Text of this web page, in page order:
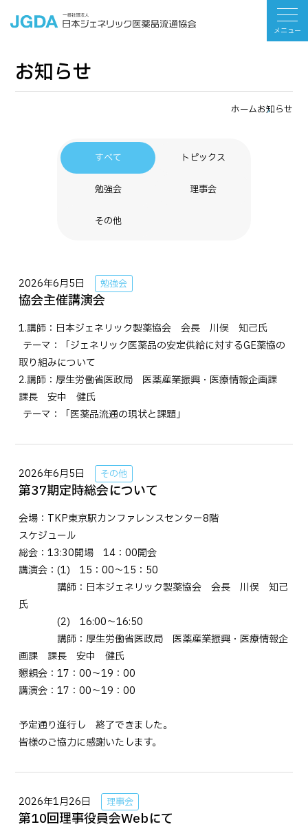
メニュー
お知らせ
ホームお知らせ
すべて トピックス
勉強会 理事会
その他
2026年6月5日 勉強会
協会主催講演会
1.講師：日本ジェネリック製薬協会 会長 川俣 知己氏
テーマ：「ジェネリック医薬品の安定供給に対するGE薬協の
取り組みについて
2.講師：厚生労働省医政局 医薬産業振興・医療情報企画課
課長 安中 健氏
テーマ：「医薬品流通の現状と課題」
2026年6月5日 その他
第37期定時総会について
会場：TKP東京駅カンファレンスセンター8階
スケジュール
総会：13:30開場 14：00開会
講演会：(1) 15：00～15：50
講師：日本ジェネリック製薬協会 会長 川俣 知己
氏
(2) 16:00～16:50
講師：厚生労働省医政局 医薬産業振興・医療情報企
画課 課長 安中 健氏
懇親会：17：00～19：00
講演会：17：00～19：00
予定通り進行し 終了できました。
皆様のご協力に感謝いたします。
2026年1月26日 理事会
第10回理事役員会Webにて